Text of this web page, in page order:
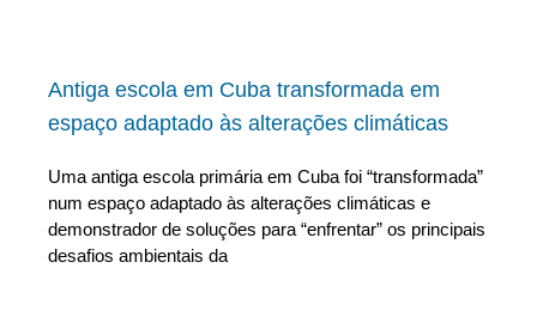
Antiga escola em Cuba transformada em
espaço adaptado às alterações climáticas
Uma antiga escola primária em Cuba foi “transformada”
num espaço adaptado às alterações climáticas e
demonstrador de soluções para “enfrentar” os principais
desafios ambientais da